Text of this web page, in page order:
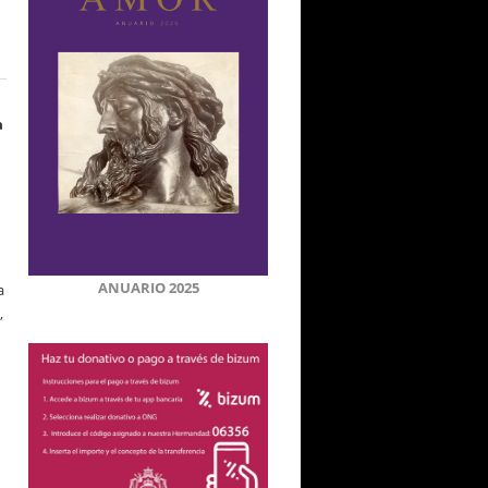
ANUARIO 2025